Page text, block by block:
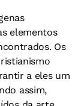
elementos
Os
a eles um
assim,